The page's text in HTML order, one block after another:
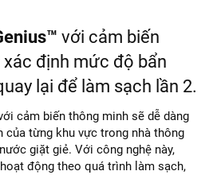
với cảm biến
định mức độ bẩn
lại để làm sạch lần 2.
cảm biến thông minh sẽ dễ dàng
từng khu vực trong nhà thông
giặt giẻ. Với công nghệ này,
động theo quá trình làm sạch,